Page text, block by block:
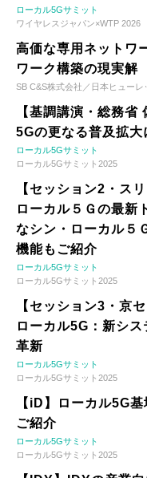
ローカル5Gサミット
ワイヤレスジャパン×WTP 2026
高価な専用ネットワ
ワーク構築の現実解
SB C&S株式会社／日本ヒュー
【基調講演・総務
5Gの更なる普及拡大
ローカル5Gサミット
ローカル5Gサミット2025
【セッション2・ス
ローカル５Ｇの最
なシン・ローカル５
機能もご紹介
ローカル5Gサミット
ローカル5Gサミット2025
【セッション3・京
ローカル5G：新シ
革新
ローカル5Gサミット
ローカル5Gサミット2025
【iD】ローカル5G
ご紹介
ローカル5Gサミット
ローカル5Gサミット2025